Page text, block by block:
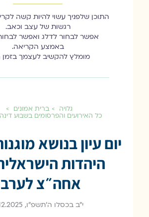
התוכן שלפניך עשוי להיות קשה
רגשות של עצב וכאב.
אפשר לבחור לדלג ואפשר
באמצע הקריאה.
מומלץ להקשיב לעצמך בזמן
גלויה ברית אמונים
כל האירועים והפרסומים בשבוע דינה 2025
יום עיון בנושא
היהדות
אחה״צ
י״ב בכסלו ה׳תשפ״ו, 2.12.2025